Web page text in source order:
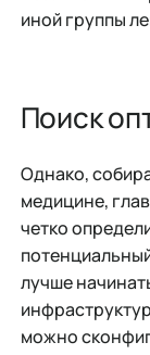
иной группы
Поиск
Однако,
медицине,
четко
лучше
можно